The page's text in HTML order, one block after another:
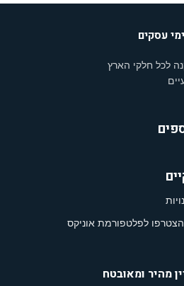
לכל חלקי הארץ
הצטרפו לפלטפורמת אוניקס
מהיר ומאובטח